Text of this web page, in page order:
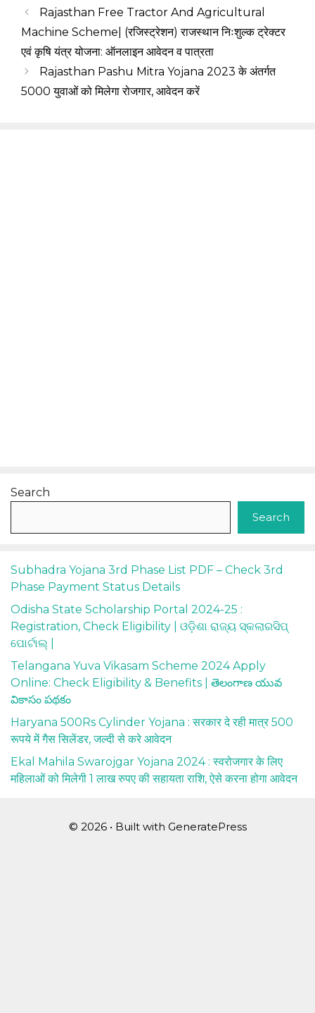
Rajasthan Free Tractor And Agricultural
Machine Scheme| (रजिस्ट्रेशन) राजस्थान निःशुल्क ट्रेक्टर
एवं कृषि यंत्र योजना: ऑनलाइन आवेदन व पात्रता
Rajasthan Pashu Mitra Yojana 2023 के अंतर्गत
5000 युवाओं को मिलेगा रोजगार, आवेदन करें
Search
Search
Subhadra Yojana 3rd Phase List PDF – Check 3rd
Phase Payment Status Details
Odisha State Scholarship Portal 2024-25 :
Registration, Check Eligibility | ଓଡ଼ିଶା ରାଜ୍ୟ ସ୍କଲାରସିପ୍
ପୋର୍ଟାଲ୍ |
Telangana Yuva Vikasam Scheme 2024 Apply
Online: Check Eligibility & Benefits | తెలంగాణ యువ
వికాసం పథకం
Haryana 500Rs Cylinder Yojana : सरकार दे रही मात्र 500
रूपये में गैस सिलेंडर, जल्दी से करे आवेदन
Ekal Mahila Swarojgar Yojana 2024 : स्वरोजगार के लिए
महिलाओं को मिलेगी 1 लाख रुपए की सहायता राशि, ऐसे करना होगा आवेदन
© 2026 • Built with GeneratePress